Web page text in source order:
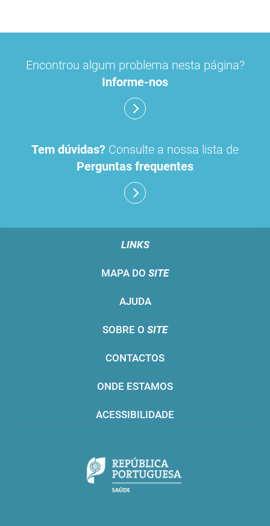
Encontrou algum problema nesta página?
Informe-nos
Tem dúvidas? Consulte a nossa lista de
Perguntas frequentes
LINKS
MAPA DO SITE
AJUDA
SOBRE O SITE
CONTACTOS
ONDE ESTAMOS
ACESSIBILIDADE